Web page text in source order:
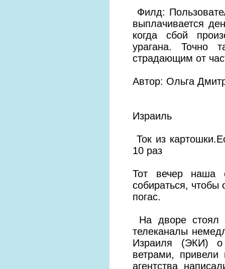
Филд:
выплачивается
когда сбой
урагана. Точно
страдающим от
Автор: Ольга
Израиль
Ток из
10 раз
Тот вечер наша
собираться,
погас.
На дворе стоял
телеканалы
Израиля (ЭКИ) о
ветрами,
агентства